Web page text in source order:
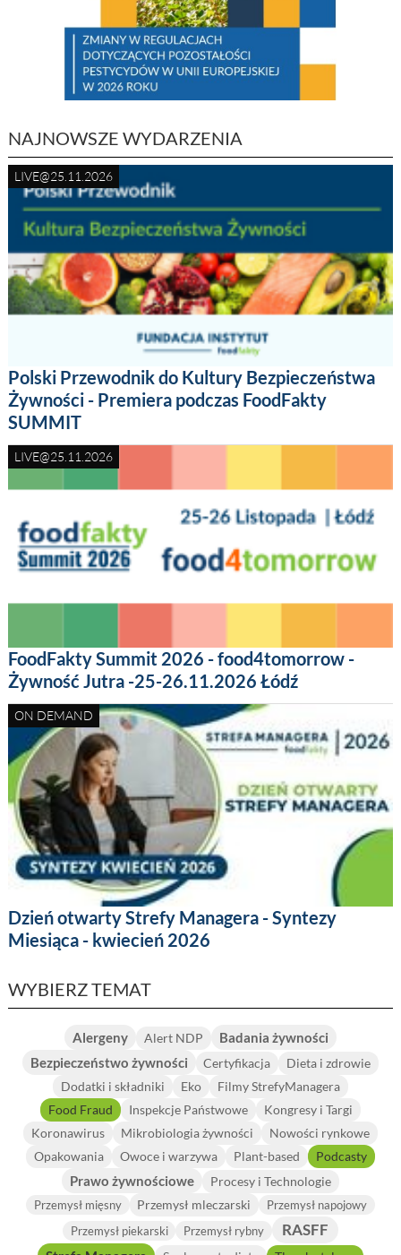
NAJNOWSZE WYDARZENIA
LIVE@25.11.2026
Polski Przewodnik do Kultury Bezpieczeństwa
Żywności - Premiera podczas FoodFakty
SUMMIT
LIVE@25.11.2026
FoodFakty Summit 2026 - food4tomorrow -
Żywność Jutra -25-26.11.2026 Łódź
ON DEMAND
Dzień otwarty Strefy Managera - Syntezy
Miesiąca - kwiecień 2026
WYBIERZ TEMAT
Alergeny Alert NDP
Badania żywności
Bezpieczeństwo żywności
Certyfikacja
Dieta i zdrowie
Dodatki i składniki
Eko
Filmy StrefyManagera
Food Fraud
Inspekcje Państwowe
Kongresy i Targi
Koronawirus
Mikrobiologia żywności
Nowości rynkowe
Opakowania
Owoce i warzywa Plant-based Podcasty
Prawo żywnościowe Procesy i Technologie
Przemysł mięsny Przemysł mleczarski
Przemysł napojowy
Przemysł piekarski
Przemysł rybny RASFF